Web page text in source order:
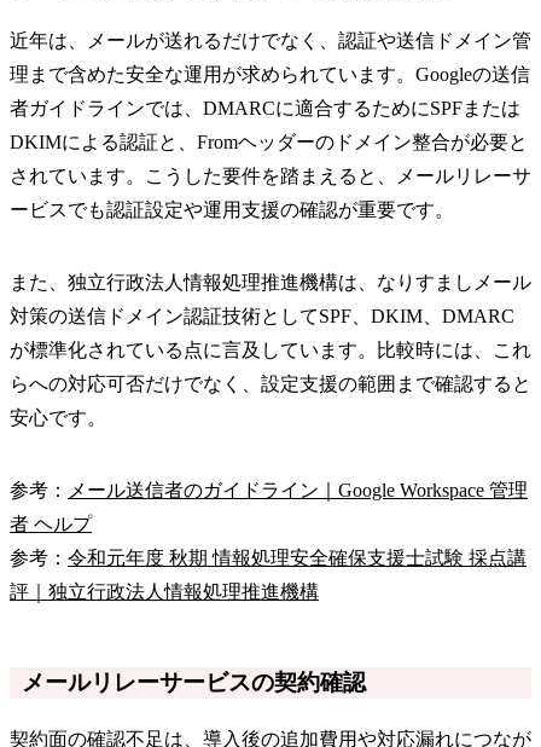
近年は、メールが送れるだけでなく、認証や送信ドメイン管
理まで含めた安全な運用が求められています。Googleの送信
者ガイドラインでは、DMARCに適合するためにSPFまたは
DKIMによる認証と、Fromヘッダーのドメイン整合が必要と
されています。こうした要件を踏まえると、メールリレーサ
ービスでも認証設定や運用支援の確認が重要です。
また、独立行政法人情報処理推進機構は、なりすましメール
対策の送信ドメイン認証技術としてSPF、DKIM、DMARC
が標準化されている点に言及しています。比較時には、これ
らへの対応可否だけでなく、設定支援の範囲まで確認すると
安心です。
参考：
メール送信者のガイドライン｜Google Workspace 管理
者 ヘルプ
参考： 令和元年度 秋期 情報処理安全確保支援士試験 採点講
評｜独立行政法人情報処理推進機構
メールリレーサービスの契約確認
契約面の確認不足は、導入後の追加費用や対応漏れにつなが